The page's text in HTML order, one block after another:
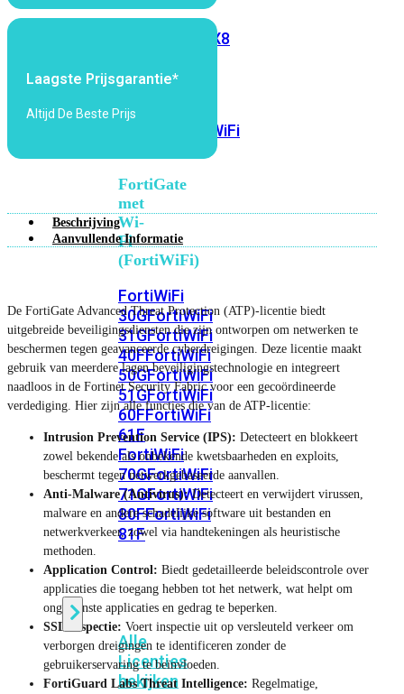
8X8
Alles
FortiWiFi
FortiGate
met
Wi-
Fi
(FortiWiFi)
FortiWiFi
30GFortiWiFi
31GFortiWiFi
40FFortiWiFi
50GFortiWiFi
51GFortiWiFi
60FFortiWiFi
61F
FortiWiFi
70GFortiWiFi
71GFortiWiFi
80FFortiWiFi
81F
Licentie
Alle
Licenties
bekijken
Laagste Prijsgarantie*
Altijd De Beste Prijs
Beschrijving
Aanvullende Informatie
De FortiGate Advanced Threat Protection (ATP)-licentie biedt
uitgebreide beveiligingsdiensten die zijn ontworpen om netwerken te
beschermen tegen geavanceerde cyberdreigingen. Deze licentie maakt
gebruik van meerdere lagen beveiligingstechnologie en integreert
naadloos in de Fortinet Security Fabric voor een gecoördineerde
verdediging. Hier zijn alle functies die van de ATP-licentie:
Intrusion Prevention Service (IPS): Detecteert en blokkeert
zowel bekende als onbekende kwetsbaarheden en exploits,
beschermt tegen netwerkgebaseerde aanvallen.
Anti-Malware (Antivirus):Detecteert en verwijdert virussen,
malware en andere schadelijke software uit bestanden en
netwerkverkeer, zowel via handtekeningen als heuristische
methoden.
Application Control: Biedt gedetailleerde beleidscontrole over
applicaties die toegang hebben tot het netwerk, wat helpt om
ongewenste applicaties en gedrag te beperken.
SSL-inspectie: Voert inspectie uit op versleuteld verkeer om
verborgen dreigingen te identificeren zonder de
gebruikerservaring te beïnvloeden.
FortiGuard Labs Threat Intelligence: Regelmatige,